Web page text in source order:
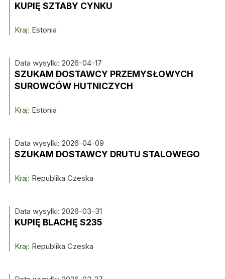
KUPIĘ SZTABY CYNKU
Kraj: Estonia
Data wysylki: 2026-04-17
SZUKAM DOSTAWCY PRZEMYSŁOWYCH
SUROWCÓW HUTNICZYCH
Kraj: Estonia
Data wysylki: 2026-04-09
SZUKAM DOSTAWCY DRUTU STALOWEGO
Kraj: Republika Czeska
Data wysylki: 2026-03-31
KUPIĘ BLACHĘ S235
Kraj: Republika Czeska